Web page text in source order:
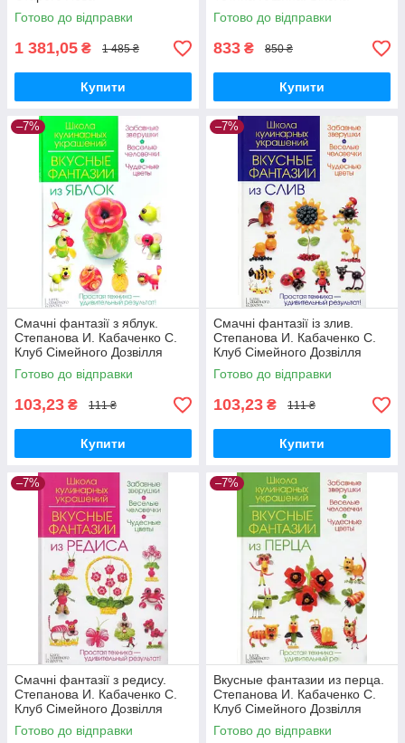
Готово до відправки
1 381,05 ₴ 1 485 ₴
Купити
Готово до відправки
833 ₴ 850 ₴
Купити
–7%
Смачні фантазії з яблук.
Степанова И. Кабаченко С.
Клуб Сімейного Дозвілля
Готово до відправки
103,23 ₴ 111 ₴
Купити
–7%
Смачні фантазії із злив.
Степанова И. Кабаченко С.
Клуб Сімейного Дозвілля
Готово до відправки
103,23 ₴ 111 ₴
Купити
–7%
Смачні фантазії з редису.
Степанова И. Кабаченко С.
Клуб Сімейного Дозвілля
Готово до відправки
–7%
Вкусные фантазии из перца.
Степанова И. Кабаченко С.
Клуб Сімейного Дозвілля
Готово до відправки